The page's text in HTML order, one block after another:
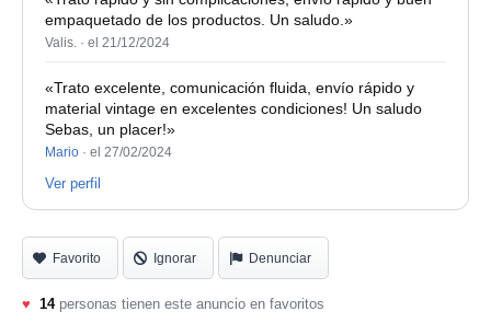
empaquetado de los productos. Un saludo.»
Valis. · el 21/12/2024
«Trato excelente, comunicación fluida, envío rápido y
material vintage en excelentes condiciones! Un saludo
Sebas, un placer!»
Mario · el 27/02/2024
Ver perfil
Favorito Ignorar Denunciar
♥ 14personas tienen este anuncio en favoritos